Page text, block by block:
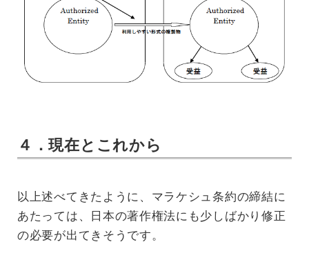
４．現在とこれから
以上述べてきたように、マラケシュ条約の締結に
あたっては、日本の著作権法にも少しばかり修正
の必要が出てきそうです。